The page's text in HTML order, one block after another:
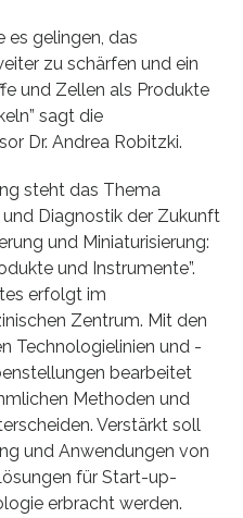
es gelingen, das
zu schärfen und ein
und Zellen als Produkte
sagt die
Dr. Andrea Robitzki.
steht das Thema
Diagnostik der Zukunft
und Miniaturisierung:
und Instrumente”.
erfolgt im
Zentrum. Mit den
Technologielinien und -
bearbeitet
Methoden und
Verstärkt soll
und Anwendungen von
für Start-up-
erbracht werden.